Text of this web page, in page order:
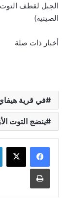
الجبل لقطف
الصينية)
أخبار ذات صلة
في قرية
ينضج التوت